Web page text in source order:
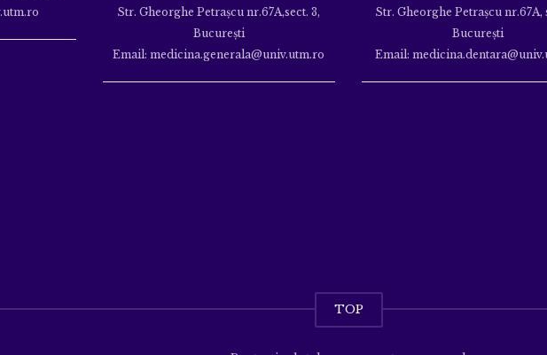
Str. Gheorghe Petraşcu nr.67A,sect. 3,
Bucureşti
Email: medicina.generala@univ.utm.ro
Str. Gheorghe Petraşcu nr.67A,
Bucureşti
Email:
TOP